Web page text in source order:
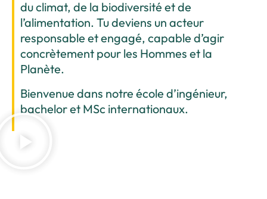
du climat, de la biodiversité et de
l’alimentation. Tu deviens un acteur
responsable et engagé, capable d’agir
concrètement pour les Hommes et la
Planète.
Bienvenue dans notre école d’ingénieur,
bachelor et MSc internationaux.